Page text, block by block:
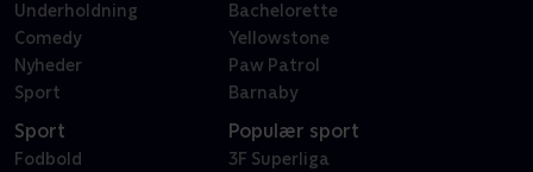
Underholdning
Comedy
Nyheder
Sport
Bachelorette
Yellowstone
Paw Patrol
Barnaby
Sport
Fodbold
Populær sport
3F Superliga